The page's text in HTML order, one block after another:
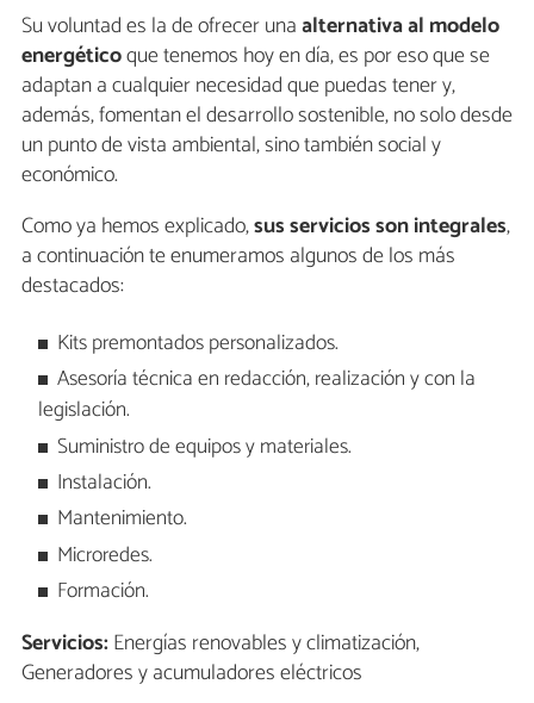
Su voluntad es la de ofrecer unaalternativa al modelo
energéticoque tenemos hoy en día, es por eso que se
adaptan a cualquier necesidad que puedas tener y,
además, fomentan el desarrollo sostenible, no solo desde
un punto de vista ambiental, sino también social y
económico.
Como ya hemos explicado,sus servicios son integrales,
a continuación te enumeramos algunos de los más
destacados:
Kits premontados personalizados.
Asesoría técnica en redacción, realización y con la
legislación.
Suministro de equipos y materiales.
Instalación.
Mantenimiento.
Microredes.
Formación.
Servicios:Energías renovables y climatización,
Generadores y acumuladores eléctricos